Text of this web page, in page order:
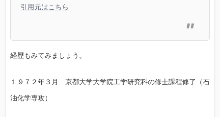
引用元はこちら
経歴もみてみましょう。
１９７２年３月 京都大学大学院工学研究科の修士課程修了（石
油化学専攻）